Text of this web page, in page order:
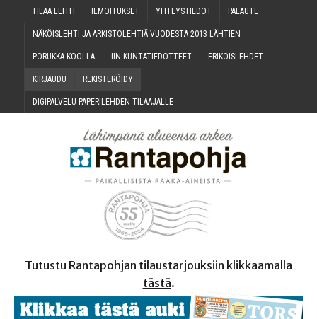
TILAA LEH­TI ILMOI­TUK­SET YHTEYS­TIE­DOT PALAU­TE
NÄKÖIS­LEH­TI JA ARKIS­TO­LEH­TIÄ VUO­DES­TA 2013 LÄHTIEN
PORUK­KA KOOLLA IIN KUN­TA­TIE­DOT­TEET ERI­KOIS­LEH­DET
KIR­JAU­DU REKIS­TE­RÖI­DY
DIGI­PAL­VE­LU PAPE­RI­LEH­DEN TILAAJALLE
Tutustu Rantapohjan tilaustarjouksiin klikkaamalla
tästä.